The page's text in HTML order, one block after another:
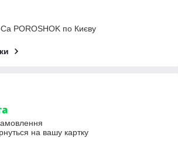
POROSHOK по Києву
на вашу картку